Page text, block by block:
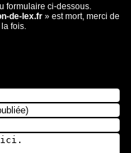
formulaire ci-dessous.
de-lex.fr » est mort, merci de
fois.